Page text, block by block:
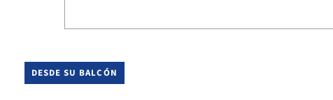
DESDE SU BALCÓN